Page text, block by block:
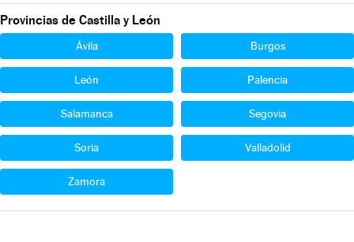
Provincias de Castilla y León
Ávila Burgos
León Palencia
Salamanca Segovia
Soria Valladolid
Zamora